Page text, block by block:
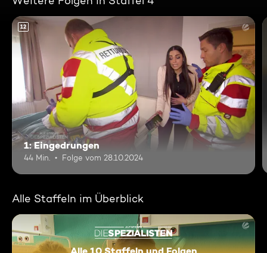
12
1: Eingedrungen
44 Min. Folge vom 28.10.2024
Alle Staffeln im Überblick